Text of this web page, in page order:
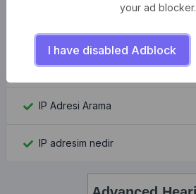
Base64'e görüntü
Facebook kimliğini bul
IP Adresi Arama
IP adresim nedir
your ad blocker.
I have disabled Adblock